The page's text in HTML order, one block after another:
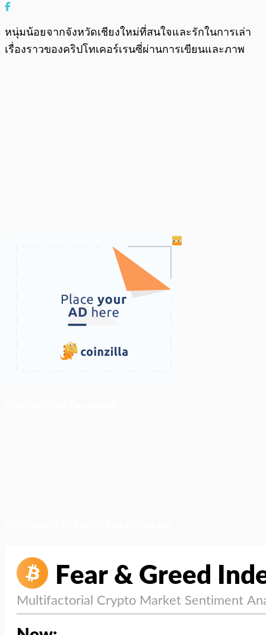
หนุ่มน้อยจากจังหวัดเชียงใหม่ที่สนใจและรักในการเล่า
เรื่องราวของคริปโทเคอร์เรนซี่ผ่านการเขียนและภาพ